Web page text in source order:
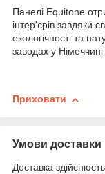
Панелі Equitone
інтер'єрів завдяки
екологічності та
заводах у Німеччині
Приховати
Умови доставки
Доставка